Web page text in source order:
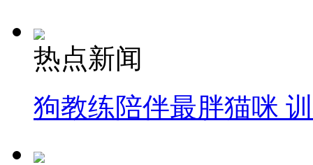
热点新闻
狗教练陪伴最胖猫咪